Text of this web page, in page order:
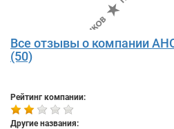
Все отзывы о компании
(50)
Рейтинг компании:
Другие названия: